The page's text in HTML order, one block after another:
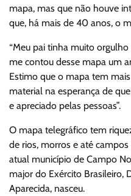
mapa, mas que não houve
que, há mais de 40 anos, o
“Meu pai tinha muito
me contou desse mapa um
Estimo que o mapa tem
material na esperança de
e apreciado pelas pessoas”.
O mapa telegráfico tem
de rios, morros e até
atual município de Campo
major do Exército Brasileiro,
Aparecida, nasceu.